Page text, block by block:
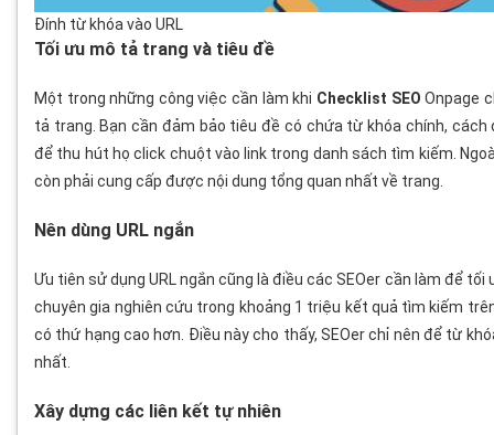
Đính từ khóa vào URL
Tối ưu mô tả trang và tiêu đề
Một trong những công việc cần làm khi Checklist SEO Onpage
tả trang. Bạn cần đảm bảo tiêu đề có chứa từ khóa chính,
để thu hút họ click chuột vào link trong danh sách tìm kiếm.
còn phải cung cấp được nội dung tổng quan nhất về trang.
Nên dùng URL ngắn
Ưu tiên sử dụng URL ngắn cũng là điều các SEOer cần làm để
chuyên gia nghiên cứu trong khoảng 1 triệu kết quả tìm kiếm
có thứ hạng cao hơn. Điều này cho thấy, SEOer chỉ nên để từ
nhất.
Xây dựng các liên kết tự nhiên